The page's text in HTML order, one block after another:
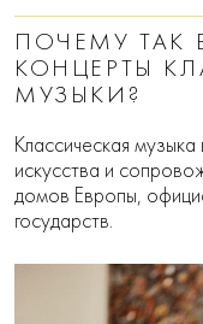
ПОЧЕМУ ТАК
КОНЦЕРТЫ
МУЗЫКИ?
Классическая
искусства и
домов Европы,
государств.